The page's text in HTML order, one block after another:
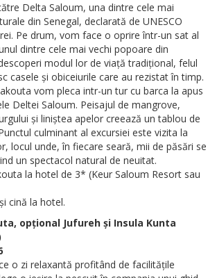
Delta Saloum, una dintre cele mai
din Senegal, declarată de UNESCO
Pe drum, vom face o oprire într-un sat al
dintre cele mai vechi popoare din
modul lor de viață tradițional, felul
casele și obiceiurile care au rezistat în timp.
vom pleca intr-un tur cu barca la apus
Deltei Saloum. Peisajul de mangrove,
și liniștea apelor creează un tablou de
culminant al excursiei este vizita la
locul unde, în fiecare seară, mii de păsări se
un spectacol natural de neuitat.
la hotel de 3* (Keur Saloum Resort sau
cină la hotel.
opțional Jufureh și Insula Kunta
o zi relaxantă profitând de facilitățile